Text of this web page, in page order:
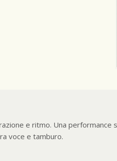
e ritmo. Una
voce e tamburo.